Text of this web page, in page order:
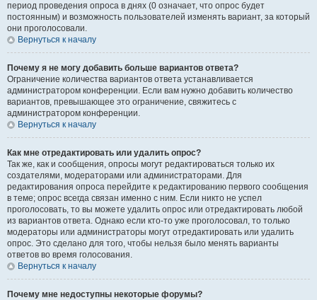
период проведения опроса в днях (0 означает, что опрос будет
постоянным) и возможность пользователей изменять вариант, за который
они проголосовали.
Вернуться к началу
Почему я не могу добавить больше вариантов ответа?
Ограничение количества вариантов ответа устанавливается
администратором конференции. Если вам нужно добавить количество
вариантов, превышающее это ограничение, свяжитесь с
администратором конференции.
Вернуться к началу
Как мне отредактировать или удалить опрос?
Так же, как и сообщения, опросы могут редактироваться только их
создателями, модераторами или администраторами. Для
редактирования опроса перейдите к редактированию первого сообщения
в теме; опрос всегда связан именно с ним. Если никто не успел
проголосовать, то вы можете удалить опрос или отредактировать любой
из вариантов ответа. Однако если кто-то уже проголосовал, то только
модераторы или администраторы могут отредактировать или удалить
опрос. Это сделано для того, чтобы нельзя было менять варианты
ответов во время голосования.
Вернуться к началу
Почему мне недоступны некоторые форумы?